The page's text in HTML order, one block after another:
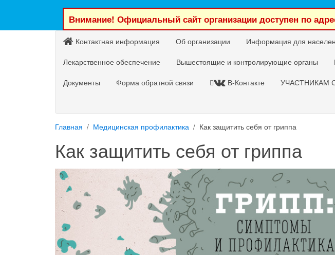
Внимание! Официальный сайт организации доступен по
Контактная информация Об организации Информация для
Лекарственное обеспечение
Вышестоящие и контролирующие органы
Документы
Форма обратной связи В-Контакте УЧАСТНИКАМ
Главная Медицинская профилактика Как защитить себя от гриппа
Как защитить себя от гриппа